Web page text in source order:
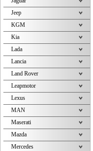
Jeep
KGM
Kia
Lada
Lancia
Land Rover
Leapmotor
Lexus
MAN
Maserati
Mazda
Mercedes